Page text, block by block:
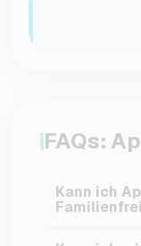
FAQs:
Kann ich